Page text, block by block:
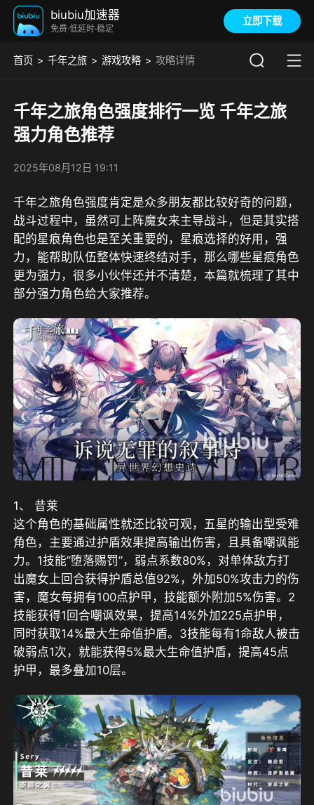
biubiu加速器
免费·低延时·稳定
立即下载
首页 千年之旅 游戏攻略 攻略详情
千年之旅角色强度排行一览 千年之旅
强力角色推荐
2025年08月12日 19:11
千年之旅角色强度肯定是众多朋友都比较好奇的问题，
战斗过程中，虽然可上阵魔女来主导战斗，但是其实搭
配的星痕角色也是至关重要的，星痕选择的好用，强
力，能帮助队伍整体快速终结对手，那么哪些星痕角色
更为强力，很多小伙伴还并不清楚，本篇就梳理了其中
部分强力角色给大家推荐。
1、 昔莱
这个角色的基础属性就还比较可观，五星的输出型受难
角色，主要通过护盾效果提高输出伤害，且具备嘲讽能
力。1技能”堕落赐罚”，弱点系数80%，对单体敌方打
出魔女上回合获得护盾总值92%，外加50%攻击力的伤
害，魔女每拥有100点护甲，技能额外附加5%伤害。2
技能获得1回合嘲讽效果，提高14%外加225点护甲，
同时获取14%最大生命值护盾。3技能每有1命敌人被击
破弱点1次，就能获得5%最大生命值护盾，提高45点
护甲，最多叠加10层。